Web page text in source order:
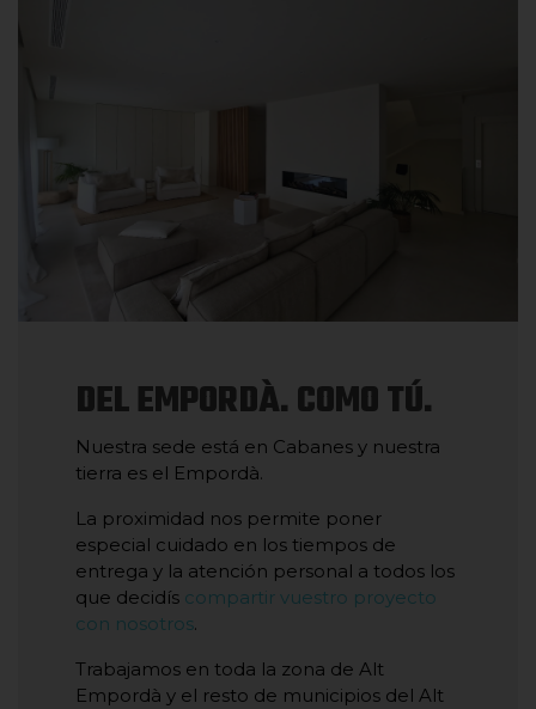
DEL EMPORDÀ. COMO TÚ.
Nuestra sede está en Cabanes y nuestra
tierra es el Empordà.
La proximidad nos permite poner
especial cuidado en los tiempos de
entrega y la atención personal a todos los
que decidís compartir vuestro proyecto
con nosotros.
Trabajamos en toda la zona de Alt
Empordà y el resto de municipios del Alt